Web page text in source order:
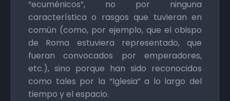
“ecuménicos”, no por ninguna
característica o rasgos que tuvieran en
común (como, por ejemplo, que el obispo
de Roma estuviera representado, que
fueran convocados por emperadores,
etc.), sino porque han sido reconocidos
como tales por la “Iglesia” a lo largo del
tiempo y el espacio.